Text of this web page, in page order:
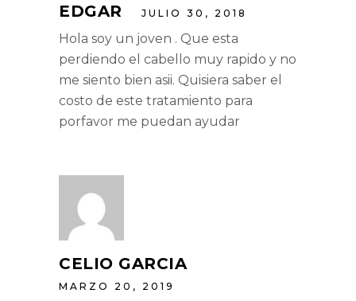
EDGAR JULIO 30, 2018
Hola soy un joven . Que esta
perdiendo el cabello muy rapido y no
me siento bien asii. Quisiera saber el
costo de este tratamiento para
porfavor me puedan ayudar
CELIO GARCIA
MARZO 20, 2019